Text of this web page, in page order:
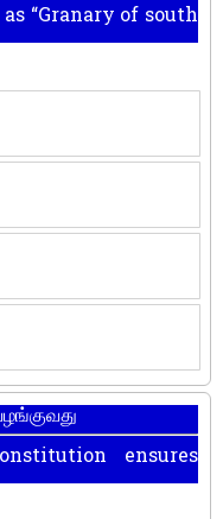
“Granary of south
ensures